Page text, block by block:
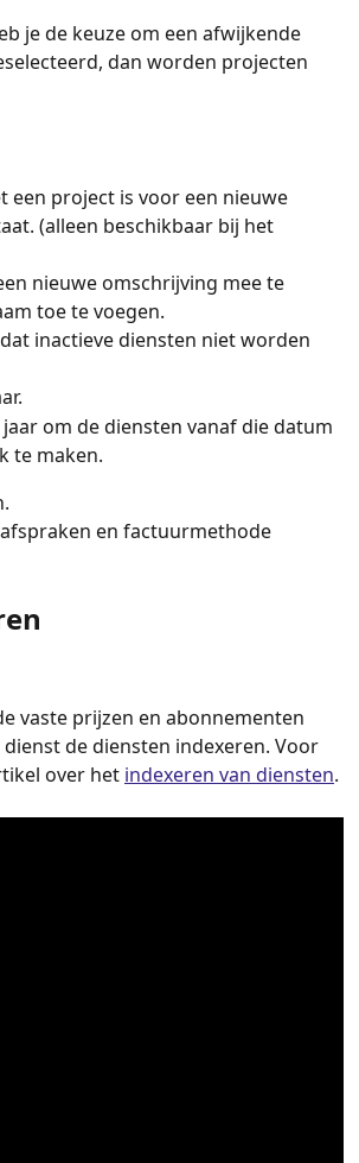
je de keuze om een afwijkende
dan worden projecten
een project is voor een nieuwe
(alleen beschikbaar bij het
nieuwe omschrijving mee te
toe te voegen.
inactieve diensten niet worden
om de diensten vanaf die datum
te maken.
en factuurmethode
vaste prijzen en abonnementen
de diensten indexeren. Voor
over het indexeren van diensten.